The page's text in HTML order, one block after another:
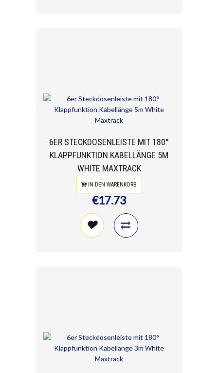
6ER STECKDOSENLEISTE MIT 180°
KLAPPFUNKTION KABELLÄNGE 5M
WHITE MAXTRACK
IN DEN WARENKORB
€17.73